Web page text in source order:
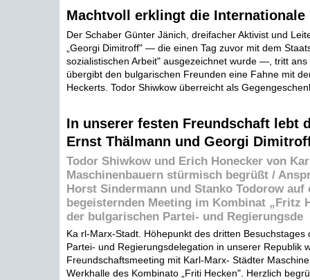
Machtvoll erklingt die Internationale
Der Schaber Günter Jänich, dreifacher Aktivist und
„Georgi Dimitroff" — die einen Tag zuvor mit dem
sozialistischen Arbeit" ausgezeichnet wurde —, tritt ans
übergibt den bulgarischen Freunden eine Fahne mit
Heckerts. Todor Shiwkow überreicht als
In unserer festen Freundschaft lebt
Ernst Thälmann und Georgi
Todor Shiwkow und Erich Honecker von
Maschinenbauern stürmisch begrüßt /
Horst Sindermann und Stanko Todorow auf
begeisternden Meeting im Kombinat „Fritz
der bulgarischen Partei- und Regierungsde
Ka rl-Marx-Stadt. Höhepunkt des dritten Besuchstages
Partei- und Regierungsdelegation in unserer Republik
Freundschaftsmeeting mit Karl-Marx- Städter
Werkhalle des Kombinato „Friti Hecken". Herzlich